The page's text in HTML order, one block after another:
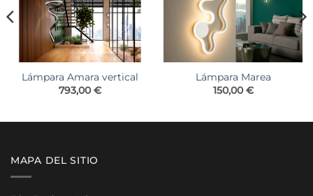
Lámpara Amara vertical
793,00€
Lámpara Marea
150,00€
MAPA DEL SITIO